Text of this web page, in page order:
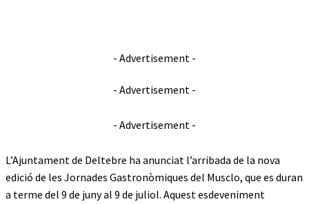
- Advertisement -
- Advertisement -
- Advertisement -
L’Ajuntament de Deltebre ha anunciat l’arribada de la nova
edició de les Jornades Gastronòmiques del Musclo, que es duran
a terme del 9 de juny al 9 de juliol. Aquest esdeveniment